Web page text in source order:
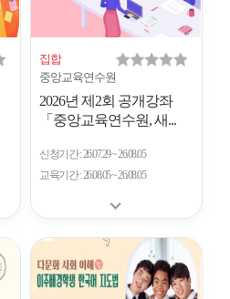
집합
중앙교육연수원
2026년 제2회 공개강좌
「중앙교육연수원, 새...
신청기간 26.07.29 ~ 26.08.05
교육기간 26.08.05 ~ 26.08.05